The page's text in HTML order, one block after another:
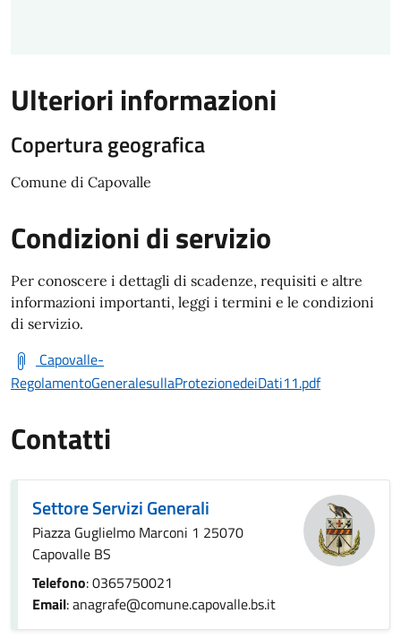
Ulteriori informazioni
Copertura geografica
Comune di Capovalle
Condizioni di servizio
Per conoscere i dettagli di scadenze, requisiti e altre
informazioni importanti, leggi i termini e le condizioni
di servizio.
Capovalle-
RegolamentoGeneralesullaProtezionedeiDati11.pdf
Contatti
Settore Servizi Generali
Piazza Guglielmo Marconi 1 25070
Capovalle BS
Telefono: 0365750021
Email: anagrafe@comune.capovalle.bs.it